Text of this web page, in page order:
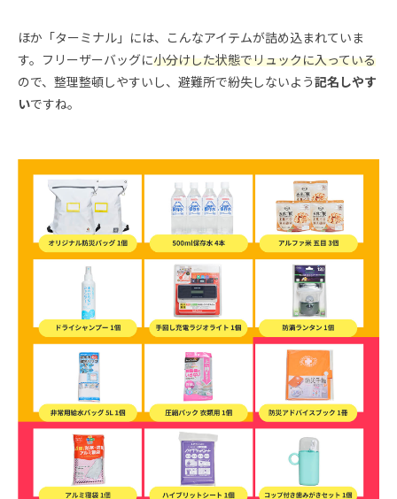
ほか「ターミナル」には、こんなアイテムが詰め込まれていま
す。フリーザーバッグに小分けした状態でリュックに入っている
ので、整理整頓しやすいし、避難所で紛失しないよう記名しやす
いですね。